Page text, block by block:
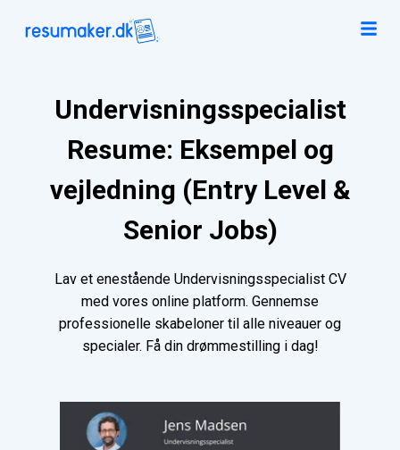
Undervisningsspecialist
Resume: Eksempel og
vejledning (Entry Level &
Senior Jobs)
Lav et enestående Undervisningsspecialist CV
med vores online platform. Gennemse
professionelle skabeloner til alle niveauer og
specialer. Få din drømmestilling i dag!